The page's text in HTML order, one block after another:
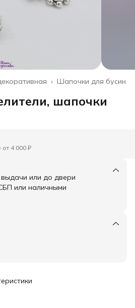
Шапочки для бусин
›
шапочки
4 000 ₽
или до двери
или наличными